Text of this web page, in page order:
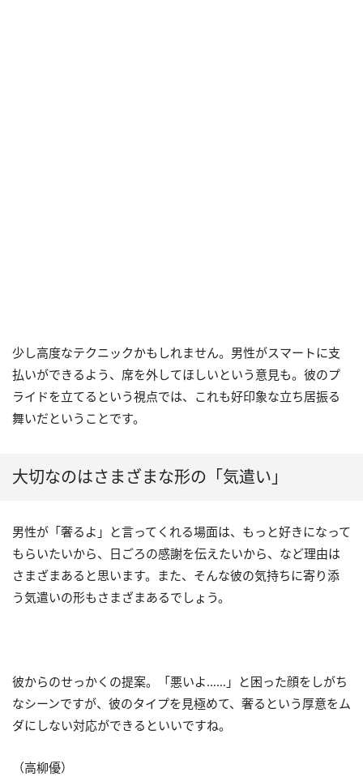
少し高度なテクニックかもしれません。男性がスマートに支
払いができるよう、席を外してほしいという意見も。彼のプ
ライドを立てるという視点では、これも好印象な立ち居振る
舞いだということです。
大切なのはさまざまな形の「気遣い」
男性が「奢るよ」と言ってくれる場面は、もっと好きになって
もらいたいから、日ごろの感謝を伝えたいから、など理由は
さまざまあると思います。また、そんな彼の気持ちに寄り添
う気遣いの形もさまざまあるでしょう。
彼からのせっかくの提案。「悪いよ……」と困った顔をしがち
なシーンですが、彼のタイプを見極めて、奢るという厚意をム
ダにしない対応ができるといいですね。
（高柳優）